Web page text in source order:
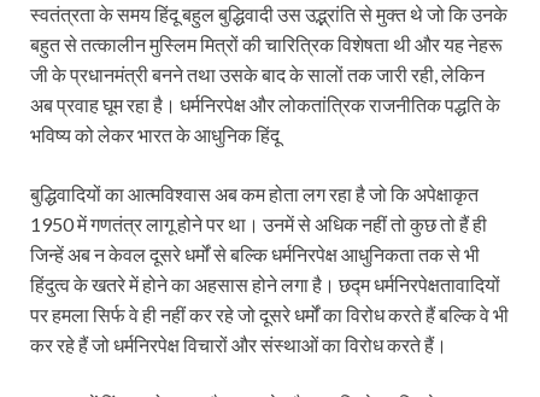
स्वतंत्रता के समय हिंदू बहुल बुद्धिवादी उस उद्भ्रांति से मुक्त थे जो कि उनके
बहुत से तत्कालीन मुस्लिम मित्रों की चारित्रिक विशेषता थी और यह नेहरू
जी के प्रधानमंत्री बनने तथा उसके बाद के सालों तक जारी रही, लेकिन
अब प्रवाह घूम रहा है। धर्मनिरपेक्ष और लोकतांत्रिक राजनीतिक पद्धति के
भविष्य को लेकर भारत के आधुनिक हिंदू
बुद्धिवादियों का आत्मविश्‍वास अब कम होता लग रहा है जो कि अपेक्षाकृत
1950 में गणतंत्र लागू होने पर था। उनमें से अधिक नहीं तो कुछ तो हैं ही
जिन्हें अब न केवल दूसरे धर्मों से बल्कि धर्मनिरपेक्ष आधुनिकता तक से भी
हिंदुत्व के खतरे में होने का अहसास होने लगा है। छद्म धर्मनिरपेक्षतावादियों
पर हमला सिर्फ वे ही नहीं कर रहे जो दूसरे धर्मों का विरोध करते हैं बल्कि वे भी
कर रहे हैं जो धर्मनिरपेक्ष विचारों और संस्थाओं का विरोध करते हैं।